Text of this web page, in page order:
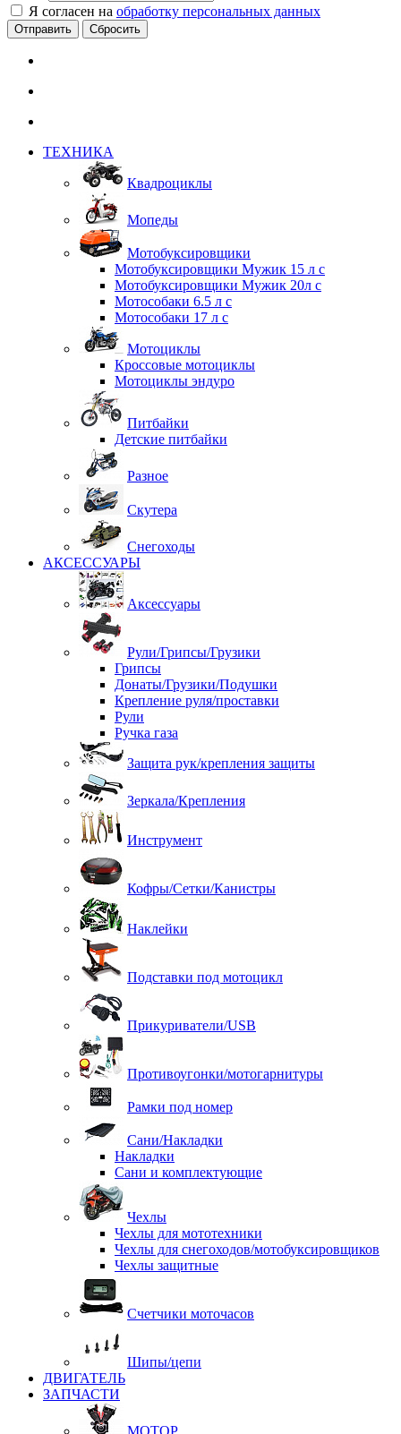
Я согласен на обработку персональных данных
Сбросить
ТЕХНИКА
Квадроциклы
Мопеды
Мотобуксировщики
Мотобуксировщики Мужик 15 л с
Мотобуксировщики Мужик 20л с
Мотособаки 6.5 л с
Мотособаки 17 л с
Мотоциклы
Кроссовые мотоциклы
Мотоциклы эндуро
Питбайки
Детские питбайки
Разное
Скутера
Снегоходы
АКСЕССУАРЫ
Аксессуары
Рули/Грипсы/Грузики
Грипсы
Донаты/Грузики/Подушки
Крепление руля/проставки
Рули
Ручка газа
Защита рук/крепления защиты
Зеркала/Крепления
Инструмент
Кофры/Сетки/Канистры
Наклейки
Подставки под мотоцикл
Прикуриватели/USB
Противоугонки/мотогарнитуры
Рамки под номер
Сани/Накладки
Накладки
Сани и комплектующие
Чехлы
Чехлы для мототехники
Чехлы для снегоходов/мотобуксировщиков
Чехлы защитные
Счетчики моточасов
Шипы/цепи
ДВИГАТЕЛЬ
ЗАПЧАСТИ
МОТОР